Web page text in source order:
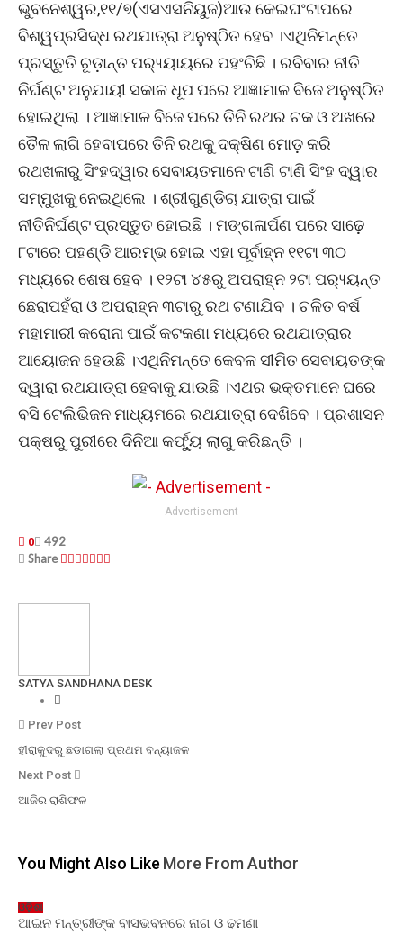
ଭୁବନେଶ୍ୱର,୧୧/୭(ଏସଏସନିୟୁଜ)ଆଉ କେଇଘଂଟାପରେ
ବିଶ୍ୱପ୍ରସିଦ୍ଧ ରଥଯାତ୍ରା ଅନୁଷ୍ଠିତ ହେବ ।ଏଥିନିମନ୍ତେ
ପ୍ରସ୍ତୁତି ଚୂଡ଼ାନ୍ତ ପର‌୍ୟ୍ୟାୟରେ ପହଂଚିଛି । ରବିବାର ନୀତି
ନିର୍ଘଣ୍ଟ ଅନୁଯାୟୀ ସକାଳ ଧୂପ ପରେ ଆଜ୍ଞାମାଳ ବିଜେ ଅନୁଷ୍ଠିତ
ହୋଇଥିଲା । ଆଜ୍ଞାମାଳ ବିଜେ ପରେ ତିନି ରଥର ଚକ ଓ ଅଖରେ
ତୈଳ ଲାଗି ହେବାପରେ ତିନି ରଥକୁ ଦକ୍ଷିଣ ମୋଡ଼ କରି
ରଥଖଳାରୁ ସିଂହଦ୍ୱାର ସେବାୟତମାନେ ଟାଣି ଟାଣି ସିଂହ ଦ୍ୱାର
ସମ୍ମୁଖକୁ ନେଇଥିଲେ । ଶ୍ରୀଗୁଣ୍ଡିଚା ଯାତ୍ରା ପାଇଁ
ନୀତିନିର୍ଘଣ୍ଟ ପ୍ରସ୍ତୁତ ହୋଇଛି । ମଙ୍ଗଳାର୍ପଣ ପରେ ସାଢ଼େ
୮ଟାରେ ପହଣ୍ଡି ଆରମ୍ଭ ହୋଇ ଏହା ପୂର୍ବାହ୍ନ ୧୧ଟା ୩୦
ମଧ୍ୟରେ ଶେଷ ହେବ । ୧୨ଟା ୪୫ରୁ ଅପରାହ୍ନ ୨ଟା ପର‌୍ୟ୍ୟନ୍ତ
ଛେରାପହଁରା ଓ ଅପରାହ୍ନ ୩ଟାରୁ ରଥ ଟଣାଯିବ । ଚଳିତ ବର୍ଷ
ମହାମାରୀ କରୋନା ପାଇଁ କଟକଣା ମଧ୍ୟରେ ରଥଯାତ୍ରାର
ଆୟୋଜନ ହେଉଛି ।ଏଥିନିମନ୍ତେ କେବଳ ସୀମିତ ସେବାୟତଙ୍କ
ଦ୍ୱାରା ରଥଯାତ୍ରା ହେବାକୁ ଯାଉଛି ।ଏଥର ଭକ୍ତମାନେ ଘରେ
ବସି ଟେଲିଭିଜନ ମାଧ୍ୟମରେ ରଥଯାତ୍ରା ଦେଖିବେ । ପ୍ରଶାସନ
ପକ୍ଷରୁ ପୁରୀରେ ଦିନିଆ କର୍ଫ୍ୟୁ ଲାଗୁ କରିଛନ୍ତି ।
- Advertisement -
0
492
Share
SATYA SANDHANA DESK
Prev Post
ହୀରାକୁଦରୁ ଛଡାଗଲା ପ୍ରଥମ ବନ୍ୟାଜଳ
Next Post
ଆଜିର ରାଶିଫଳ
You Might Also Like More From Author
ଓଡ଼ିଶା
ଆଇନ ମନ୍ତ୍ରୀଙ୍କ ବାସଭବନରେ ନାଗ ଓ ଢମଣା